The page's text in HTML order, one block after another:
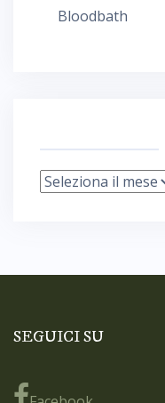
Bloodbath
Archivi
SEGUICI SU